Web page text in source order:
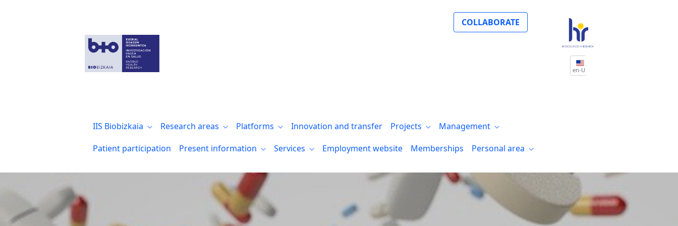
COLLABORATE
en-US
IIS Biobizkaia Research areas Platforms Innovation and transfer Projects
Management
Patient participation
Present information Services Employment website Memberships Personal area